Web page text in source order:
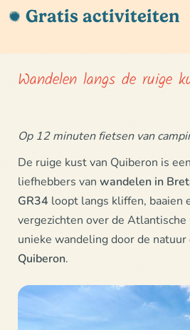
Gratis activiteiten
Wandelen langs de ruige
Op 12 minuten fietsen van
De ruige kust van Quiberon is
liefhebbers van wandelen in
GR34 loopt langs kliffen, baaien
vergezichten over de Atlantische
unieke wandeling door de natuur
Quiberon.